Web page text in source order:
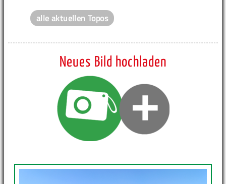
alle aktuellen Topos
Neues Bild hochladen